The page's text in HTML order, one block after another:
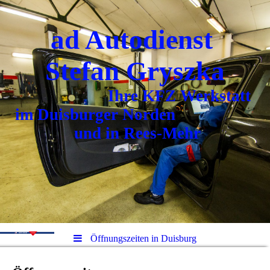
ad Autodienst
Stefan Gryszka
Ihre KFZ Werkstatt
im Duisburger Norden
und in Rees-Mehr
Öffnungszeiten in Duisburg